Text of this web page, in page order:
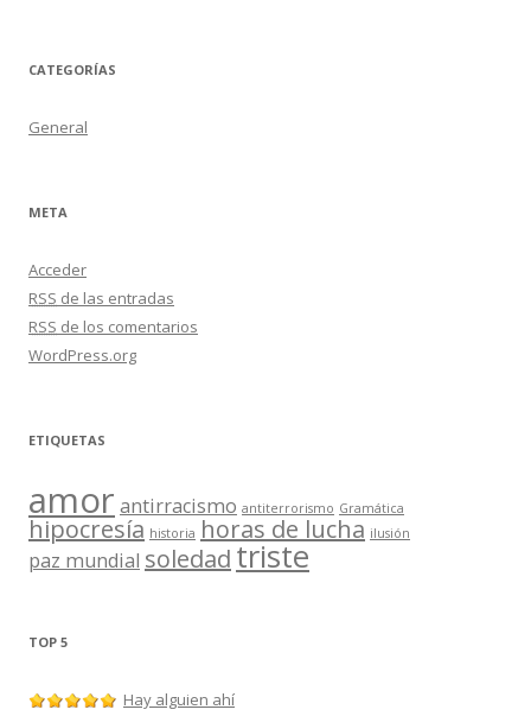
CATEGORÍAS
General
META
Acceder
RSS de las entradas
RSS de los comentarios
WordPress.org
ETIQUETAS
amor antirracismo antiterrorismo Gramática
hipocresía historia horas de lucha ilusión
paz mundial soledad triste
TOP 5
Hay alguien ahí